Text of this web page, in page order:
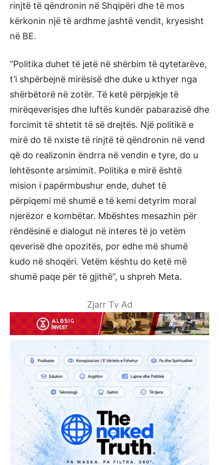
rinjtë të qëndronin në Shqipëri dhe të mos
kërkonin një të ardhme jashtë vendit, kryesisht
në BE.
“Politika duhet të jetë në shërbim të qytetarëve,
t’i shpërbejnë mirësisë dhe duke u kthyer nga
shërbëtorë në zotër. Të ketë përpjekje të
mirëqeverisjes dhe luftës kundër pabarazisë dhe
forcimit të shtetit të së drejtës. Një politikë e
mirë do të nxiste të rinjtë të qëndronin në vend
që do realizonin ëndrra në vendin e tyre, do u
lehtësonte arsimimit. Politika e mirë është
mision i papërmbushur ende, duhet të
përpiqemi më shumë e të kemi detyrim moral
njerëzor e kombëtar. Mbështes mesazhin për
rëndësinë e dialogut në interes të jo vetëm
qeverisë dhe opozitës, por edhe më shumë
kudo në shoqëri. Vetëm kështu do ketë më
shumë paqe për të gjithë”, u shpreh Meta.
Zjarr Tv Ad